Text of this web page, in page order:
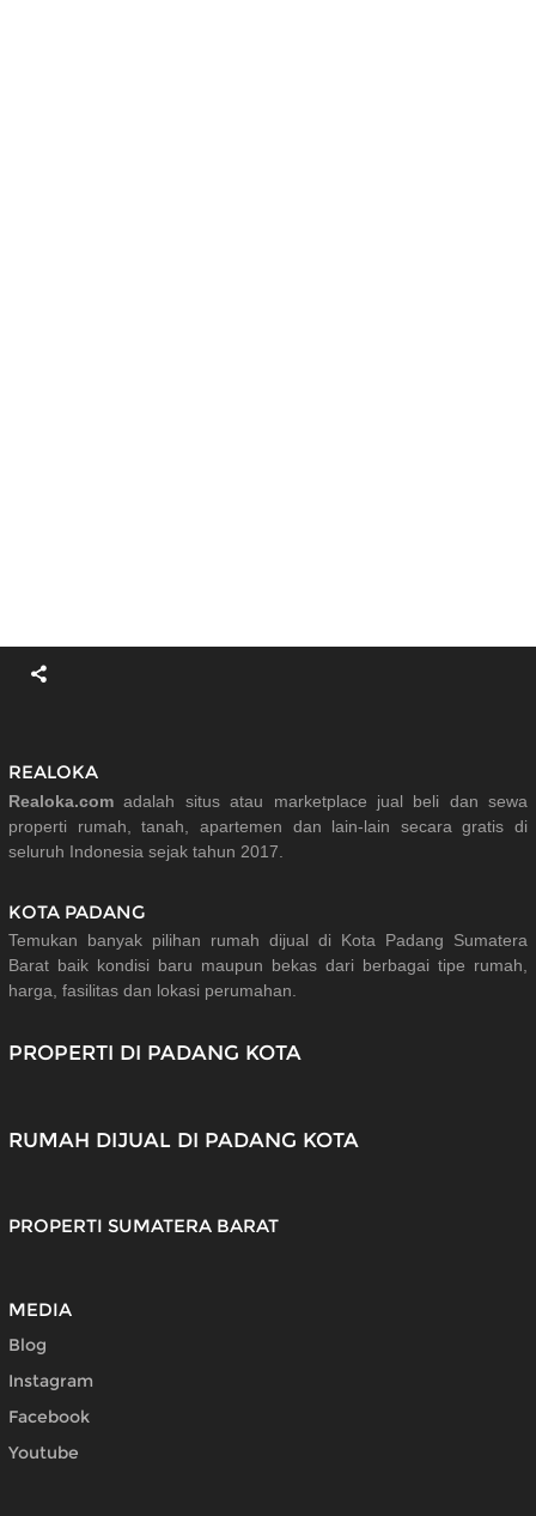
REALOKA
Realoka.com adalah situs atau marketplace jual beli dan sewa
properti rumah, tanah, apartemen dan lain-lain secara gratis di
seluruh Indonesia sejak tahun 2017.
KOTA PADANG
Temukan banyak pilihan rumah dijual di Kota Padang Sumatera
Barat baik kondisi baru maupun bekas dari berbagai tipe rumah,
harga, fasilitas dan lokasi perumahan.
PROPERTI DI PADANG KOTA
RUMAH DIJUAL DI PADANG KOTA
PROPERTI SUMATERA BARAT
MEDIA
Blog
Instagram
Facebook
Youtube